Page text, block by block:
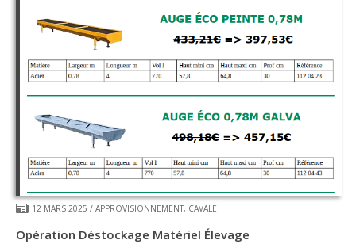
12 MARS 2025 / APPROVISIONNEMENT, CAVALE
Opération Déstockage Matériel Élevage